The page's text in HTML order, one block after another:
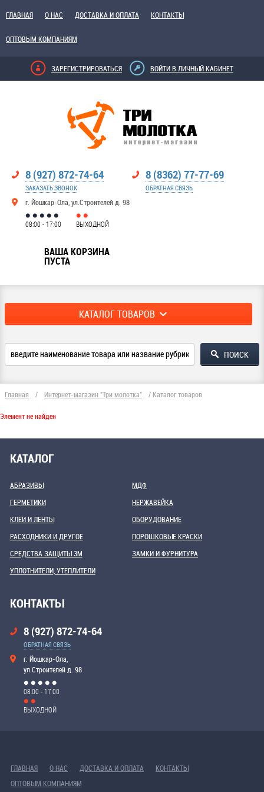
ГЛАВНАЯ О НАС ДОСТАВКА И ОПЛАТА КОНТАКТЫ
ОПТОВЫМ КОМПАНИЯМ
ЗАРЕГИСТРИРОВАТЬСЯ ВОЙТИ В ЛИЧНЫЙ КАБИНЕТ
8 (927) 872-74-64
ЗАКАЗАТЬ ЗВОНОК
г. Йошкар-Ола, ул.Строителей д. 98
8 (8362) 77-77-69
ОБРАТНАЯ СВЯЗЬ
08:00 - 17:00 ВЫХОДНОЙ
ВАША КОРЗИНА
ПУСТА
КАТАЛОГ ТОВАРОВ
Главная / Интернет-магазин "Три молотка" / Каталог товаров
Элемент не найден
КАТАЛОГ
АБРАЗИВЫ
ГЕРМЕТИКИ
КЛЕИ И ЛЕНТЫ
МДФ
НЕРЖАВЕЙКА
ОБОРУДОВАНИЕ
РАСХОДНИКИ И ДРУГОЕ
СРЕДСТВА ЗАЩИТЫ 3М
УПЛОТНИТЕЛИ, УТЕПЛИТЕЛИ
ПОРОШКОВЫЕ КРАСКИ
ЗАМКИ И ФУРНИТУРА
КОНТАКТЫ
8 (927) 872-74-64
ОБРАТНАЯ СВЯЗЬ
г. Йошкар-Ола,
ул.Строителей д. 98
08:00 - 17:00
ВЫХОДНОЙ
ГЛАВНАЯ О НАС ДОСТАВКА И ОПЛАТА
КОНТАКТЫ
ОПТОВЫМ КОМПАНИЯМ